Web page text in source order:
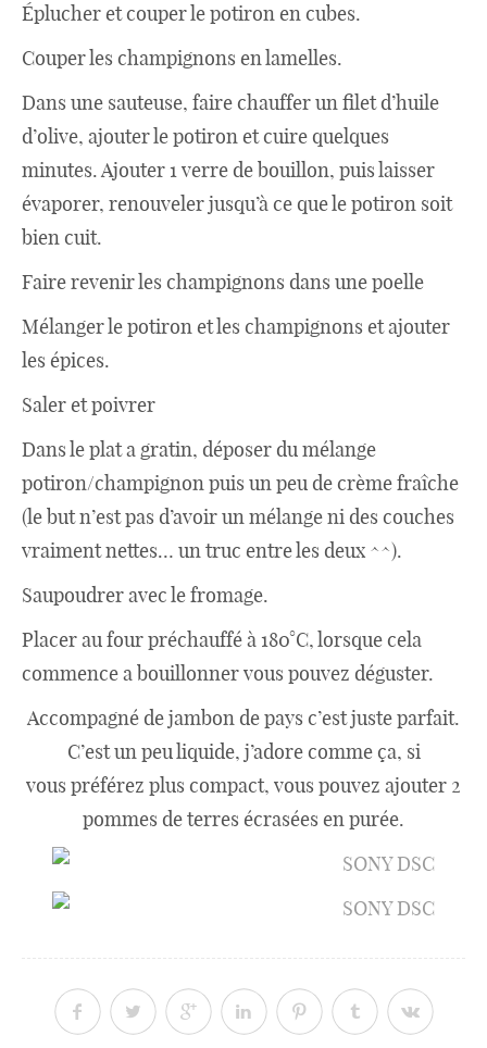
Éplucher et couper le potiron en cubes.
Couper les champignons en lamelles.
Dans une sauteuse, faire chauffer un filet d’huile
d’olive, ajouter le potiron et cuire quelques
minutes. Ajouter 1 verre de bouillon, puis laisser
évaporer, renouveler jusqu’à ce que le potiron soit
bien cuit.
Faire revenir les champignons dans une poelle
Mélanger le potiron et les champignons et ajouter
les épices.
Saler et poivrer
Dans le plat a gratin, déposer du mélange
potiron/champignon puis un peu de crème fraîche
(le but n’est pas d’avoir un mélange ni des couches
vraiment nettes… un truc entre les deux ^^).
Saupoudrer avec le fromage.
Placer au four préchauffé à 180°C, lorsque cela
commence a bouillonner vous pouvez déguster.
Accompagné de jambon de pays c’est juste parfait.
C’est un peu liquide, j’adore comme ça, si
vous préférez plus compact, vous pouvez ajouter 2
pommes de terres écrasées en purée.